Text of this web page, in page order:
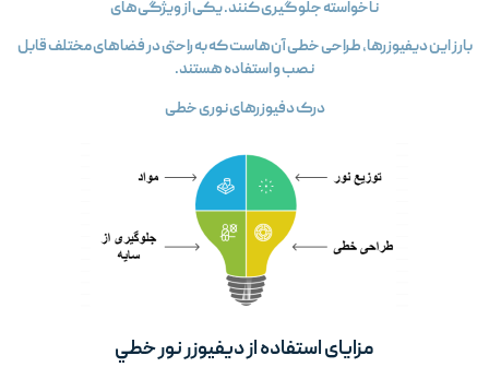
ناخواسته جلوگیری کنند. یکی از ویژگی‌های
بارز این ديفيوزرها، طراحی خطی آن‌هاست که به راحتی در فضاهای مختلف قابل
نصب و استفاده هستند.
درک دفیوزرهای نوری خطی
مزایای استفاده از ديفيوزر نور خطي